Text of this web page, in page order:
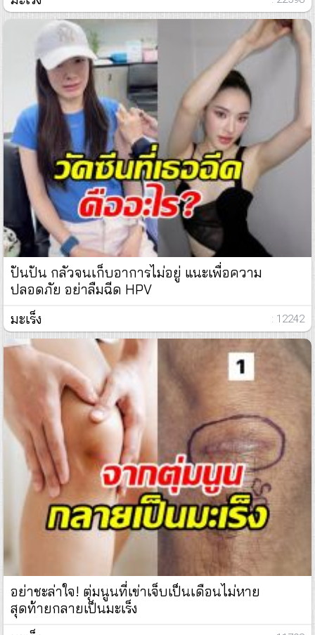
ปันปัน กลัวจนเก็บอาการไม่อยู่ แนะเพื่อความ
ปลอดภัย อย่าลืมฉีด HPV
มะเร็ง
: 12242
อย่าชะล่าใจ! ตุ่มนูนที่เข่าเจ็บเป็นเดือนไม่หาย
สุดท้ายกลายเป็นมะเร็ง